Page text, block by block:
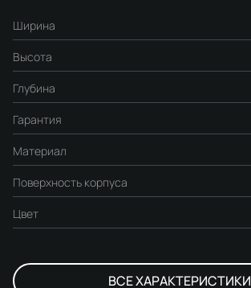
Ширина
Высота
Глубина
Гарантия
Материал
Поверхность корпуса
Цвет
ВСЕ ХАРАКТЕРИСТИКИ